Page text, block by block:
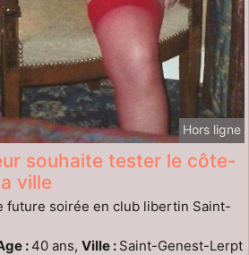
Hors ligne
souhaite tester le côte-
ville
future soirée en club libertin Saint-
: 40 ans, Ville : Saint-Genest-Lerpt